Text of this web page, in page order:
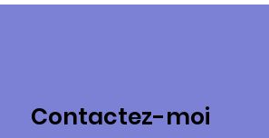
Contactez-moi